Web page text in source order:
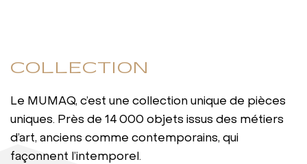
COLLECTION
Le MUMAQ, c’est une collection unique de pièces
uniques. Près de 14 000 objets issus des métiers
d’art, anciens comme contemporains, qui
façonnent l’intemporel.